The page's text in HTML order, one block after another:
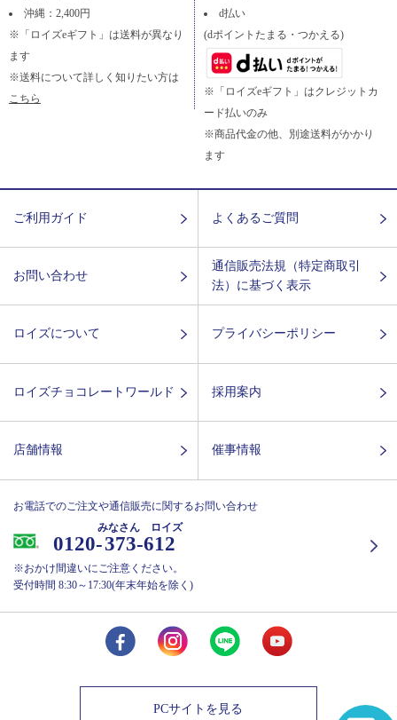
沖縄：2,400円
※「ロイズeギフト」は送料が異なり
ます
※送料について詳しく知りたい方は
こちら
d払い
(dポイントたまる・つかえる)
※「ロイズeギフト」はクレジットカ
ード払いのみ
※商品代金の他、別途送料がかかり
ます
ご利用ガイド よくあるご質問
お問い合わせ
通信販売法規（特定商取引
法）に基づく表示
ロイズについて プライバシーポリシー
ロイズチョコレートワールド 採用案内
店舗情報 催事情報
お電話でのご注文や通信販売に関するお問い合わせ
0120-373-612
みなさん ロイズ
※おかけ間違いにご注意ください。
受付時間 8:30～17:30(年末年始を除く)
PCサイトを見る